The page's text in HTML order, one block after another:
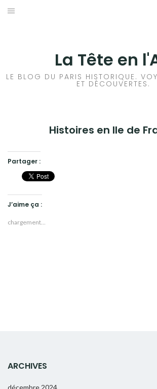
Aller
La Tête en
LE BLOG DU PARIS HISTORIQUE.
ET DÉCOUVERTES.
Histoires en Ile de
Partager :
J’aime ça :
chargement…
ARCHIVES
décembre 2024
HISTOIRES EN ILE DE FRANCE
VOYAGES À L’ÉTRANGER
CULTURES